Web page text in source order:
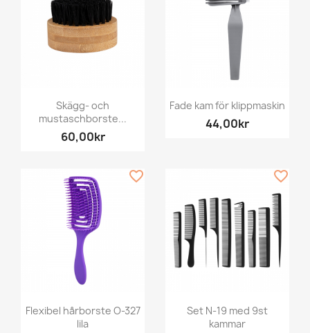
Skägg- och
mustaschborste...
60,00kr
Fade kam för klippmaskin
44,00kr
Flexibel hårborste O-327
lila
favorite_border
Set N-19 med 9st
kammar
favorite_border